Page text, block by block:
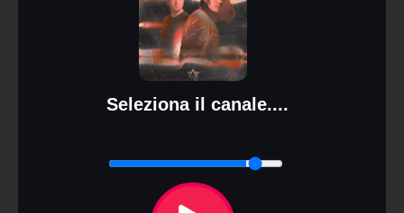
Seleziona il canale....